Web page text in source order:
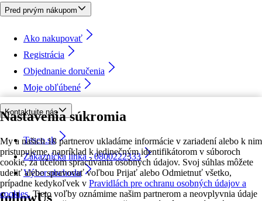
Nastavenia súkromia
My a našich 18 partnerov ukladáme informácie v zariadení alebo k nim
pristupujeme, napríklad k jedinečným identifikátorom v súboroch
cookie, za účelom spracúvania osobných údajov. Svoj súhlas môžete
udeliť alebo spravovať voľbou Prijať alebo Odmietnuť všetko,
prípadne kedykoľvek v Pravidlách pre ochranu osobných údajov a
cookies. Tieto voľby oznámime našim partnerom a neovplyvnia údaje
Pred prvým nákupom
Ako nakupovať
Registrácia
Objednanie doručenia
Moje obľúbené
Kontaktujte nás
Tesco.sk
Zákaznícka linka - 0800222333
Výber obchodu
followUs